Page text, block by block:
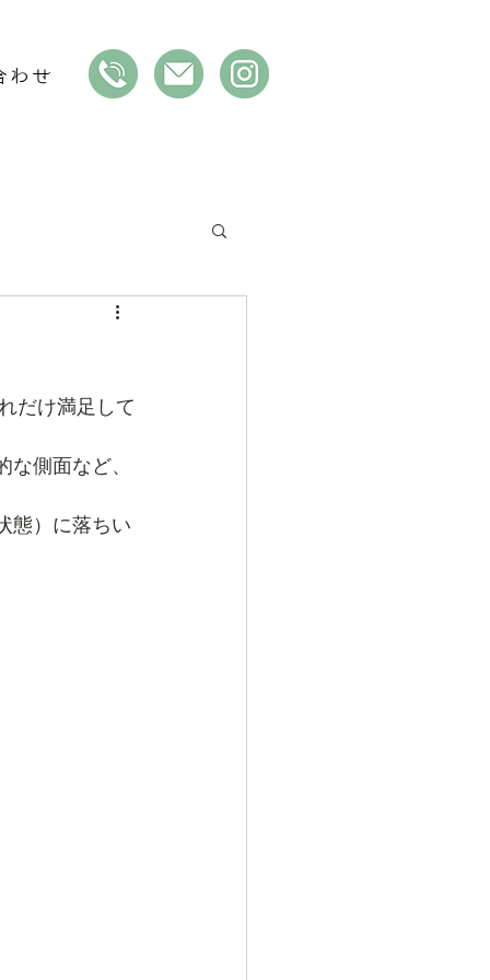
わせ
だけ満足して
側面など、
態）に落ちい